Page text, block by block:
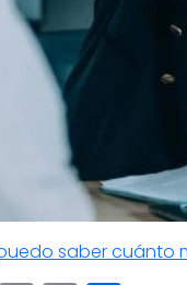
saber cuánto